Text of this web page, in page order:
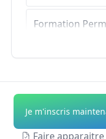
Formation
Formation
Exploitation
Chemillé-sur-
Je m'inscris
Faire